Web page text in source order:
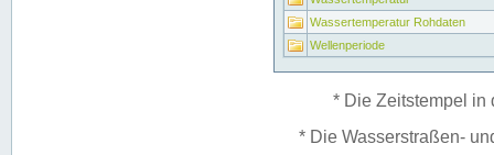
Wassertemperatur Rohdaten
Wellenperiode
* Die Zeitstempel in
* Die Wasserstraßen-